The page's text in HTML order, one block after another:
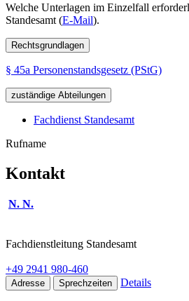
Welche Unterlagen im Einzelfall
Standesamt (E-Mail).
Rechtsgrundlagen
§ 45a Personenstandsgesetz (PStG)
zuständige Abteilungen
Fachdienst Standesamt
Rufname
Kontakt
N. N.
Fachdienstleitung Standesamt
+49 2941 980-460
Adresse Sprechzeiten Details